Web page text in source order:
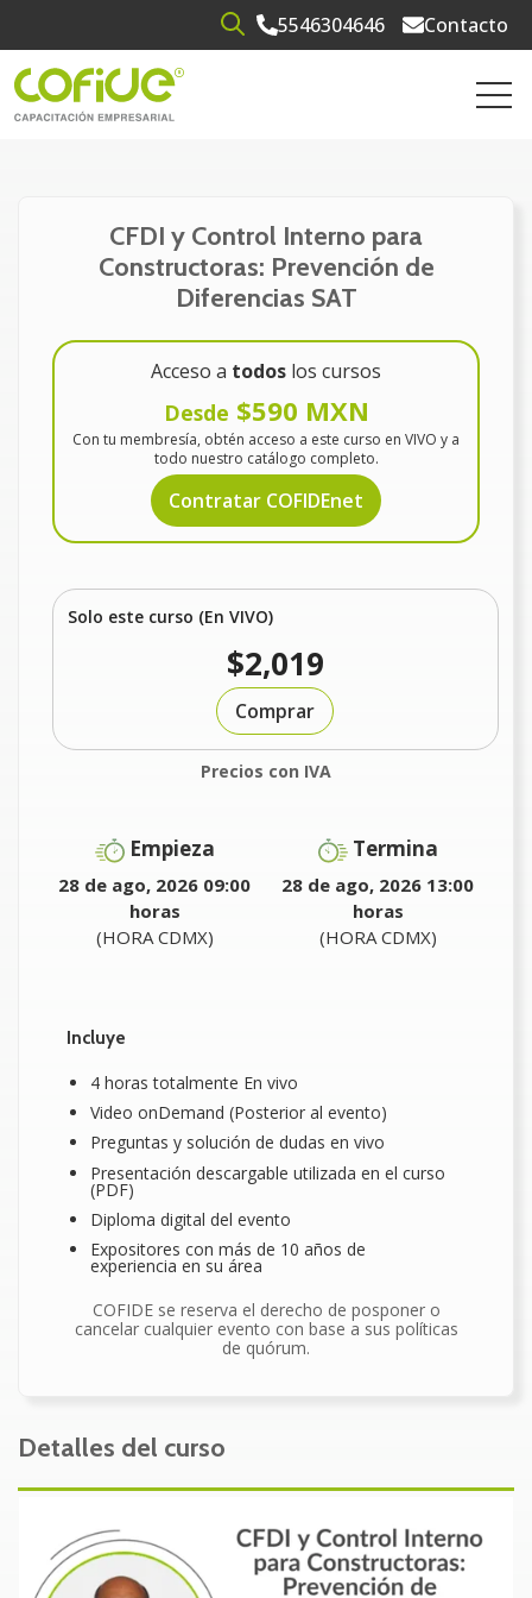
Open search5546304646 Contacto
CFDI y Control Interno para
Constructoras: Prevención de
Diferencias SAT
Acceso a todos los cursos
Desde $590 MXN
Con tu membresía, obtén acceso a este curso en VIVO y a
todo nuestro catálogo completo.
Contratar COFIDEnet
Solo este curso (En VIVO)
$2,019
Comprar
Precios con IVA
Empieza
28 de ago, 2026 09:00
horas
(HORA CDMX)
Termina
28 de ago, 2026 13:00
horas
(HORA CDMX)
Incluye
4 horas totalmente En vivo
Video onDemand (Posterior al evento)
Preguntas y solución de dudas en vivo
Presentación descargable utilizada en el curso
(PDF)
Diploma digital del evento
Expositores con más de 10 años de
experiencia en su área
COFIDE se reserva el derecho de posponer o
cancelar cualquier evento con base a sus políticas
de quórum.
Detalles del curso